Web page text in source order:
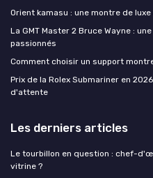
Orient kamasu : une montre de
La GMT Master 2 Bruce Wayne :
passionnés
Comment choisir un support
Prix de la Rolex Submariner en
d'attente
Les derniers articles
Le tourbillon en question : chef-
vitrine ?